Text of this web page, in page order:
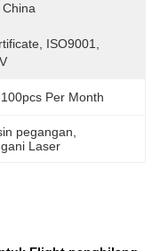
ISO9001,
Per Month
pegangan
Laser